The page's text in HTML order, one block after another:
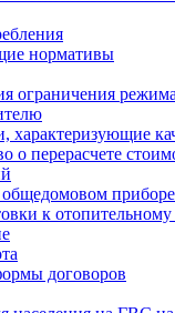
нормативы
ограничения
характеризующие
о перерасчете
приборе
к
договоров